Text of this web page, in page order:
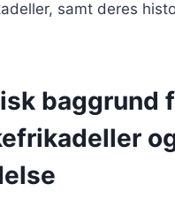
samt deres
baggrund